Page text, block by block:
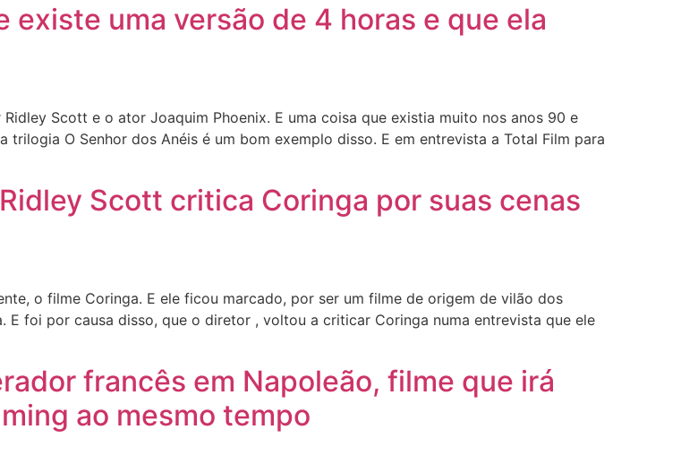
existe uma versão de 4 horas e que ela
Scott e o ator Joaquim Phoenix. E uma coisa que existia muito nos anos 90 e
O Senhor dos Anéis é um bom exemplo disso. E em entrevista a Total Film para
Scott critica Coringa por suas cenas
o filme Coringa. E ele ficou marcado, por ser um filme de origem de vilão dos
foi por causa disso, que o diretor , voltou a criticar Coringa numa entrevista que ele
francês em Napoleão, filme que irá
ao mesmo tempo